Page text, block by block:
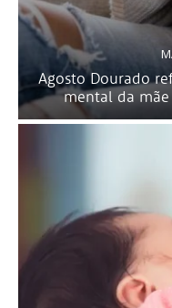
Agosto Dourado
mental da